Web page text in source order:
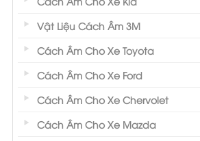
Vật Liệu Cách Âm 3M
Cách Âm Cho Xe Toyota
Cách Âm Cho Xe Ford
Cách Âm Cho Xe Chervolet
Cách Âm Cho Xe Mazda